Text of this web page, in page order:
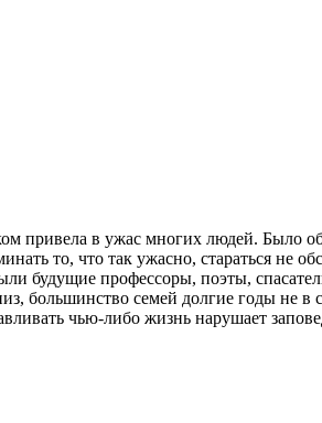
привела в ужас многих людей. Было
то, что так ужасно, стараться не
будущие профессоры, поэты,
большинство семей долгие годы не в
чью-либо жизнь нарушает